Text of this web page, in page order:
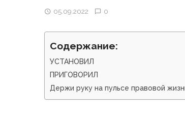
05.09.2022 0
Содержание:
УСТАНОВИЛ
ПРИГОВОРИЛ
Держи руку на пульсе правовой